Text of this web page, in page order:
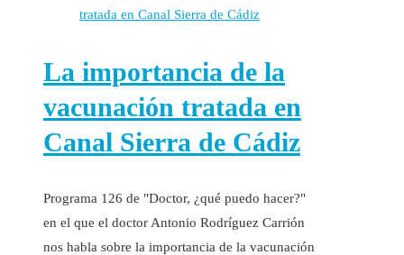
La importancia de la
vacunación tratada en
Canal Sierra de Cádiz
Programa 126 de "Doctor, ¿qué puedo hacer?"
en el que el doctor Antonio Rodríguez Carrión
nos habla sobre la importancia de la vacunación